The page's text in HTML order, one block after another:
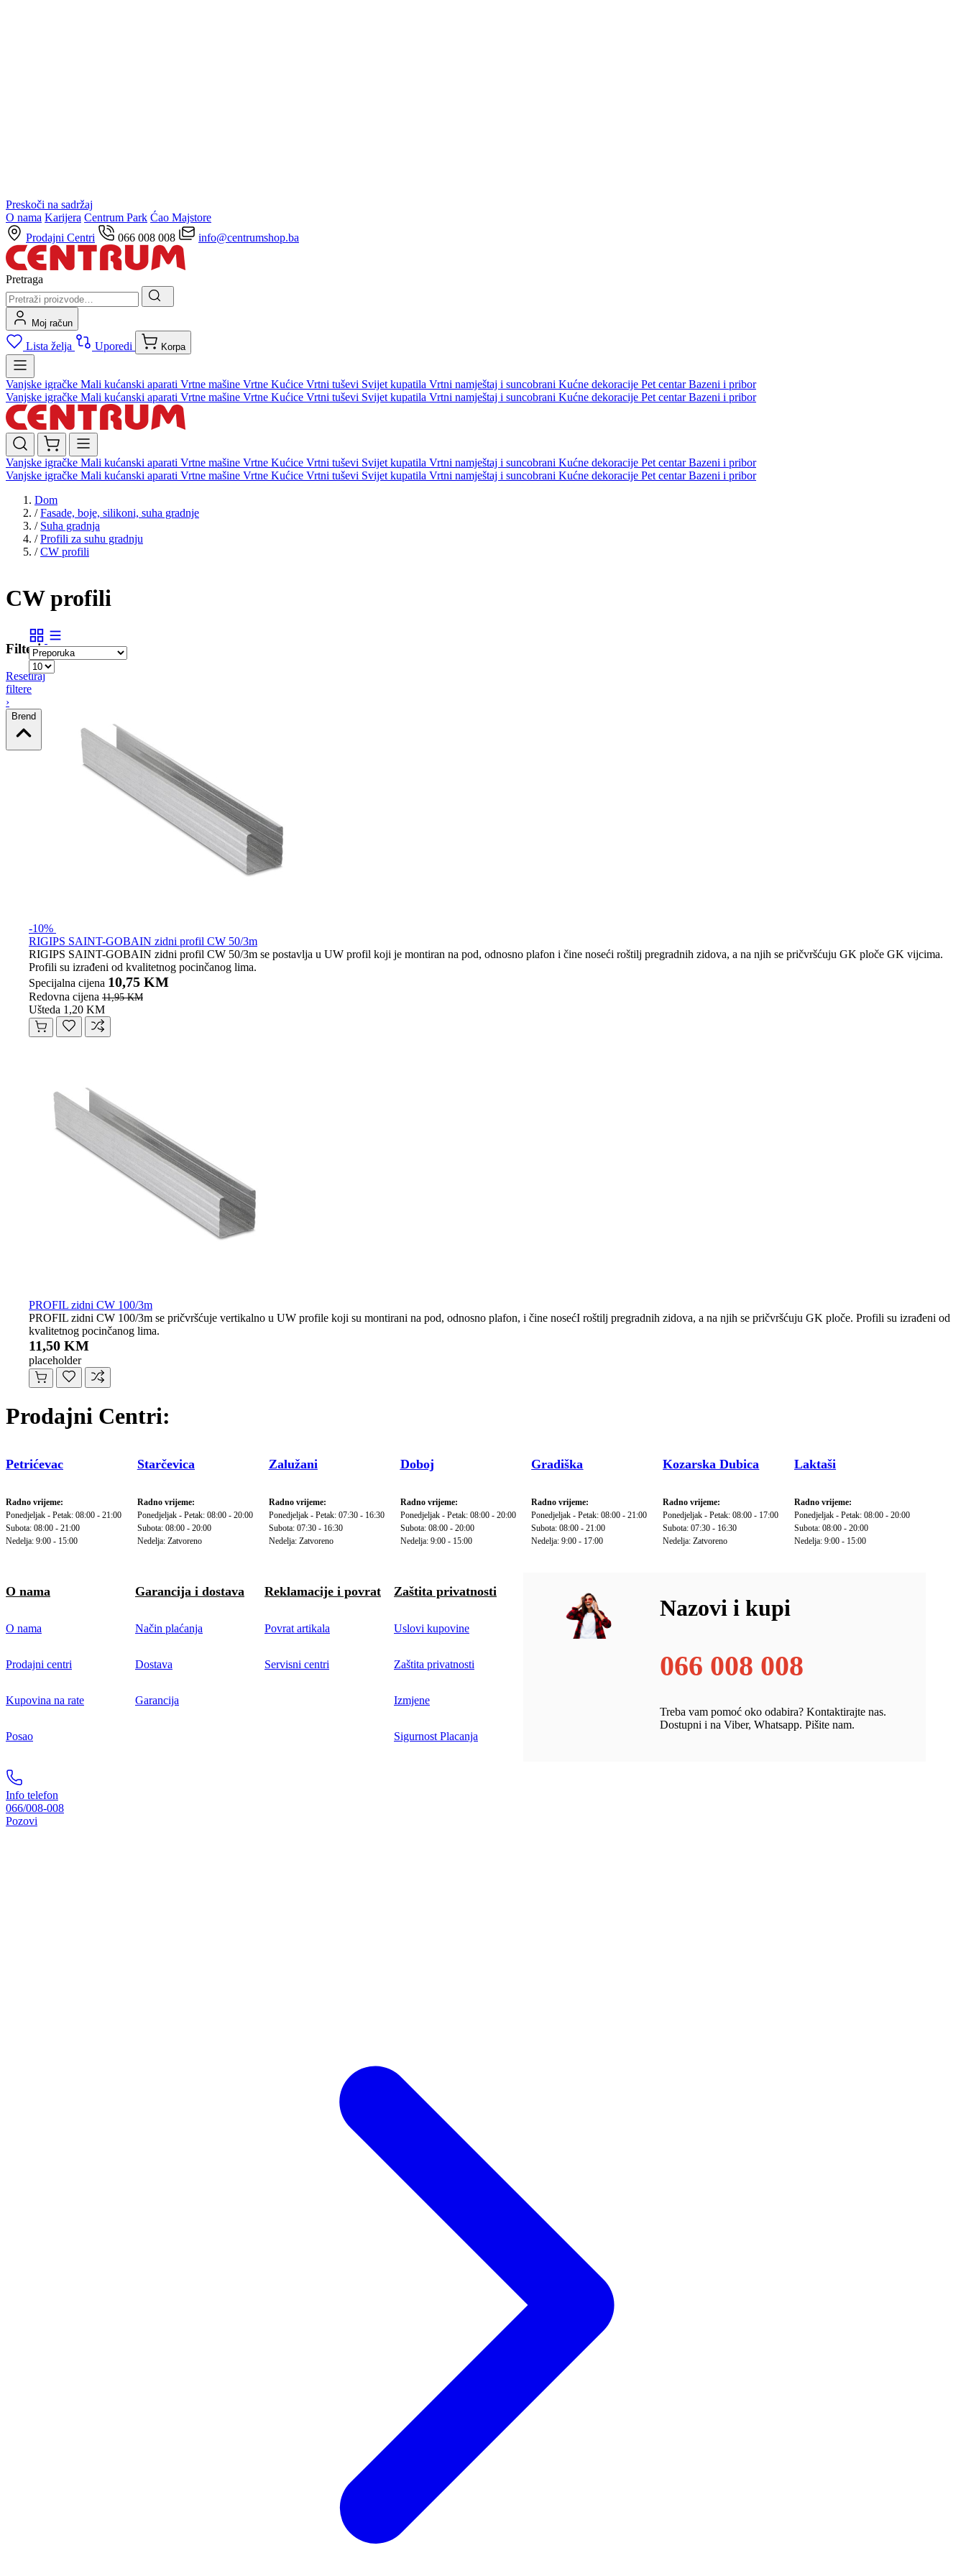
Preskoči na sadržaj
O nama Karijera Centrum Park Ćao Majstore
Prodajni Centri
066 008 008 info@centrumshop.ba
Pretraga
Moj račun
Lista želja Uporedi Korpa
Vanjske igračke Mali kućanski aparati Vrtne mašine Vrtne Kućice Vrtni tuševi Svijet kupatila Vrtni namještaj i suncobrani Kućne dekoracije Pet centarBazeni i pribor
Vanjske igračke Mali kućanski aparati Vrtne mašine Vrtne Kućice Vrtni tuševi Svijet kupatila Vrtni namještaj i suncobrani Kućne dekoracije Pet centarBazeni i pribor
Vanjske igračke Mali kućanski aparati Vrtne mašine Vrtne Kućice Vrtni tuševi Svijet kupatila Vrtni namještaj i suncobrani Kućne dekoracije Pet centarBazeni i pribor
Vanjske igračke Mali kućanski aparati Vrtne mašine Vrtne Kućice Vrtni tuševi Svijet kupatila Vrtni namještaj i suncobrani Kućne dekoracije Pet centarBazeni i pribor
Dom
/ Fasade, boje, silikoni, suha gradnje
/ Suha gradnja
/ Profili za suhu gradnju
/ CW profili
CW profili
Filteri
Resetiraj
filtere
›
Brend
-10%
RIGIPS SAINT-GOBAIN zidni profil CW 50/3m
RIGIPS SAINT-GOBAIN zidni profil CW 50/3m se postavlja u UW profil koji je montiran na pod, odnosno plafon i čine noseći roštilj pregradnih zidova, a na njih se pričvršćuju GK ploče GK vijcima.
Profili su izrađeni od kvalitetnog pocinčanog lima.
Specijalna cijena 10,75 KM
Redovna cijena 11,95 KM
Ušteda 1,20 KM
PROFIL zidni CW 100/3m
PROFIL zidni CW 100/3m se pričvršćuje vertikalno u UW profile koji su montirani na pod, odnosno plafon, i čine nosećI roštilj pregradnih zidova, a na njih se pričvršćuju GK ploče. Profili su izrađeni od
kvalitetnog pocinčanog lima.
11,50 KM
placeholder
Prodajni Centri:
Petrićevac
Radno vrijeme:
Ponedjeljak - Petak: 08:00 - 21:00
Subota: 08:00 - 21:00
Nedelja: 9:00 - 15:00
Starčevica
Radno vrijeme:
Ponedjeljak - Petak: 08:00 - 20:00
Subota: 08:00 - 20:00
Nedelja: Zatvoreno
Zalužani
Radno vrijeme:
Ponedjeljak - Petak: 07:30 - 16:30
Subota: 07:30 - 16:30
Nedelja: Zatvoreno
Doboj
Radno vrijeme:
Ponedjeljak - Petak: 08:00 - 20:00
Subota: 08:00 - 20:00
Nedelja: 9:00 - 15:00
Gradiška
Radno vrijeme:
Ponedjeljak - Petak: 08:00 - 21:00
Subota: 08:00 - 21:00
Nedelja: 9:00 - 17:00
Kozarska Dubica
Radno vrijeme:
Ponedjeljak - Petak: 08:00 - 17:00
Subota: 07:30 - 16:30
Nedelja: Zatvoreno
Laktaši
Radno vrijeme:
Ponedjeljak - Petak: 08:00 - 20:00
Subota: 08:00 - 20:00
Nedelja: 9:00 - 15:00
O nama
O nama
Prodajni centri
Kupovina na rate
Posao
Garancija i dostava
Način plaćanja
Dostava
Garancija
Reklamacije i povrat
Povrat artikala
Servisni centri
Zaštita privatnosti
Uslovi kupovine
Zaštita privatnosti
Izmjene
Sigurnost Placanja
Nazovi i kupi
066 008 008
Treba vam pomoć oko odabira? Kontaktirajte nas.
Dostupni i na Viber, Whatsapp. Pišite nam.
Info telefon
066/008-008
Pozovi